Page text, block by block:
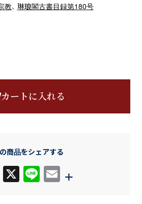
教、 琳琅閣古書目録第180号
カートに入れる
商品をシェアする
X Li E
+